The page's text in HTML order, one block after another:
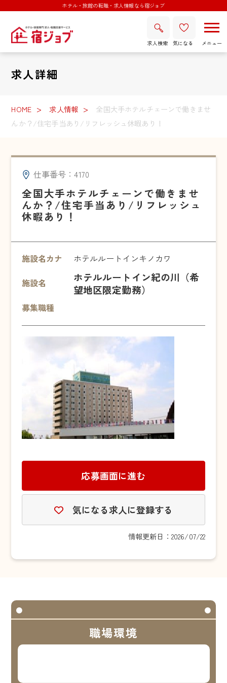
ホテル・旅館の転職・求人情報なら宿ジョブ
求人検索 気になる
求人詳細
HOME 求人情報
全国大手ホテルチェーンで働きませ
んか？/住宅手当あり/リフレッシュ休暇あり！
仕事番号：4170
全国大手ホテルチェーンで働きませ
んか？/住宅手当あり/リフレッシュ
休暇あり！
施設名カナ
ホテルルートインキノカワ
施設名
ホテルルートイン紀の川（希
望地区限定勤務）
募集職種
応募画面に進む
気になる求人に登録する
情報更新日：2026/07/22
職場環境